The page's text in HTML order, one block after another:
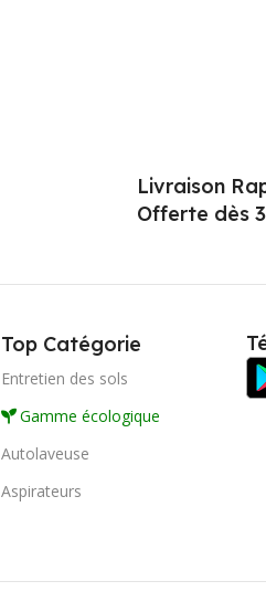
Livraison
Offerte dès
Top Catégorie
Entretien des sols
Gamme écologique
Autolaveuse
Aspirateurs